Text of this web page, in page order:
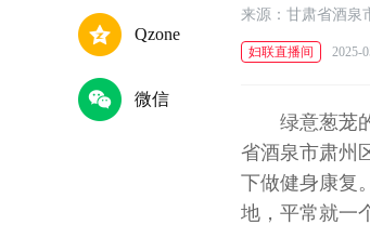
Qzone
微信
来源：甘肃省酒泉
妇联直播间 2025-
绿意葱茏
省酒泉市肃州
下做健身康复
地，平常就一